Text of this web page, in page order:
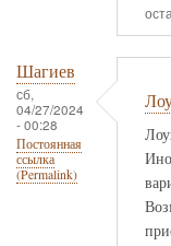
Шагиев
сб,
04/27/2024
- 00:28
Постоянная
ссылка
(Permalink)